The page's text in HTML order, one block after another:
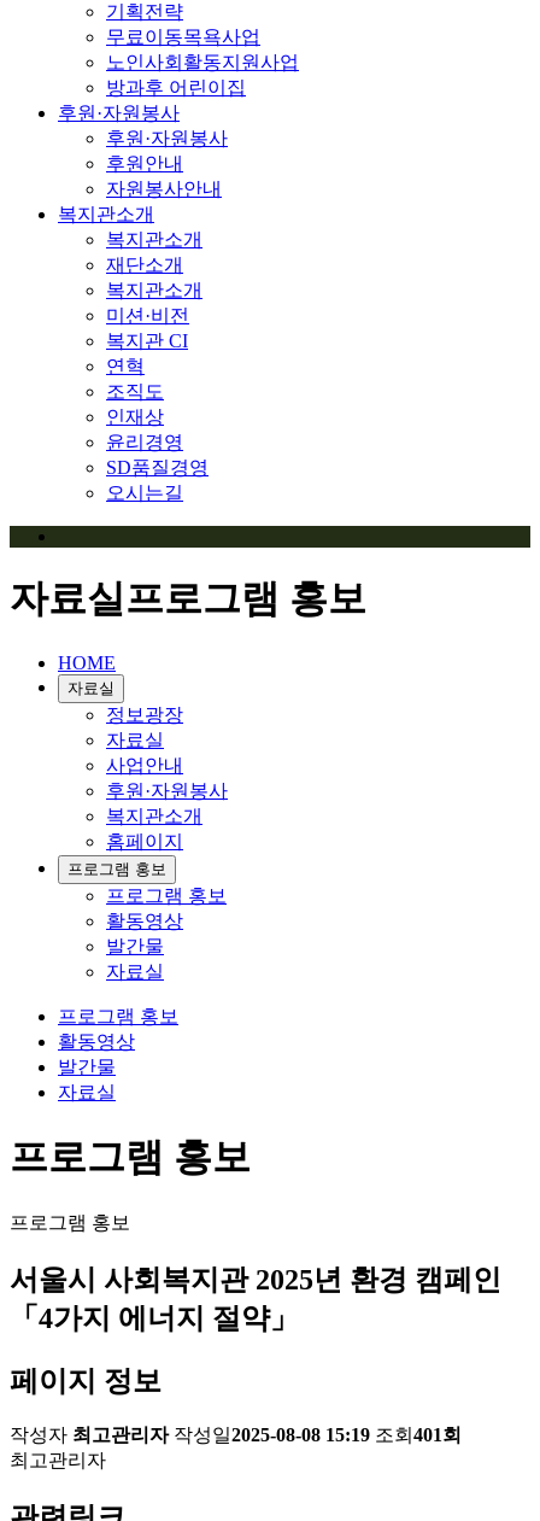
기획전략
무료이동목욕사업
노인사회활동지원사업
방과후 어린이집
후원·자원봉사
후원·자원봉사
후원안내
자원봉사안내
복지관소개
복지관소개
재단소개
복지관소개
미션·비전
복지관 CI
연혁
조직도
인재상
윤리경영
SD품질경영
오시는길
자료실프로그램 홍보
HOME
자료실
정보광장
자료실
사업안내
후원·자원봉사
복지관소개
홈페이지
프로그램 홍보
프로그램 홍보
활동영상
발간물
자료실
프로그램 홍보
활동영상
발간물
자료실
프로그램 홍보
프로그램 홍보
서울시 사회복지관 2025년 환경 캠페인
「4가지 에너지 절약」
페이지 정보
작성자 최고관리자 작성일2025-08-08 15:19 조회 401회
최고관리자